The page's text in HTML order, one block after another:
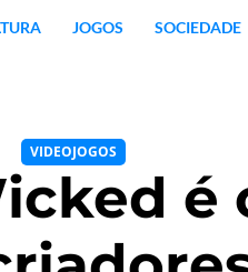
JOGOS SOCIEDADE
VIDEOJOGOS
é